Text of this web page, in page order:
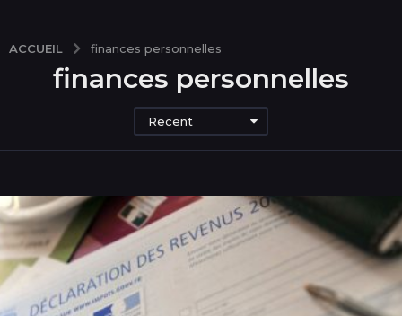
ACCUEIL finances personnelles
finances personnelles
Recent